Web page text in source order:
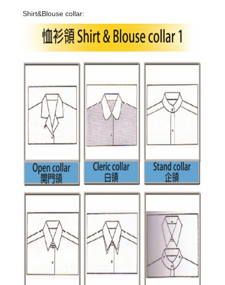
Shirt&Blouse collar: